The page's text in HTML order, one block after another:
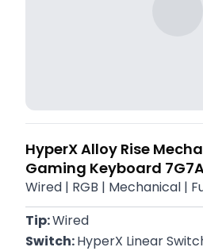
HyperX Alloy Rise
Gaming Keyboard
Wired | RGB | Mechanical |
Tip: Wired
Switch: HyperX Linear